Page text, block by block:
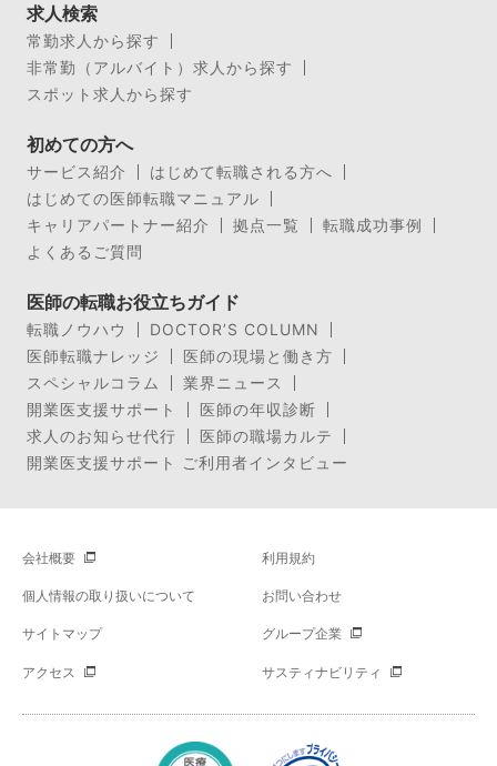
求人検索
常勤求人から探す
非常勤（アルバイト）求人から探す
スポット求人から探す
初めての方へ
サービス紹介
はじめて転職される方へ
はじめての医師転職マニュアル
キャリアパートナー紹介
拠点一覧
転職成功事例
よくあるご質問
医師の転職お役立ちガイド
転職ノウハウ
DOCTOR’S COLUMN
医師転職ナレッジ
医師の現場と働き方
スペシャルコラム
業界ニュース
開業医支援サポート
医師の年収診断
求人のお知らせ代行
医師の職場カルテ
開業医支援サポート ご利用者インタビュー
会社概要 利用規約
個人情報の取り扱いについて お問い合わせ
サイトマップ グループ企業
アクセス サスティナビリティ